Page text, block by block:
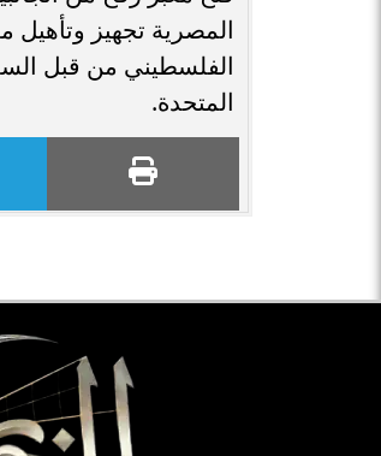
المصرية تجهيز
الفلسطيني من قبل
المتحدة.